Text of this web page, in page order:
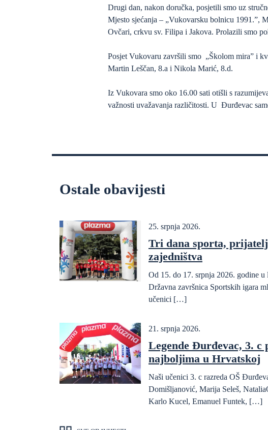
Drugi dan, nakon doručka, posjetili smo uz
Mjesto sjećanja – „Vukovarsku bolnicu 1991.”,
Ovčari, crkvu sv. Filipa i Jakova. Prolazili smo
Posjet Vukovaru završili smo „Školom mira” i
Martin Leščan, 8.a i Nikola Marić, 8.d.
Iz Vukovara smo oko 16.00 sati otišli s
važnosti uvažavanja različitosti. U Đurđevac
Ostale obavijesti
25. srpnja 2026.
Tri dana sporta,
zajedništva
Od 15. do 17. srpnja 2026. godine u
Državna završnica Sportskih igara
učenici […]
21. srpnja 2026.
Legende Đurđevac, 3. c
najboljima u Hrvatskoj
Naši učenici 3. c razreda OŠ
Domišljanović, Marija Seleš,
Karlo Kucel, Emanuel Funtek, […]